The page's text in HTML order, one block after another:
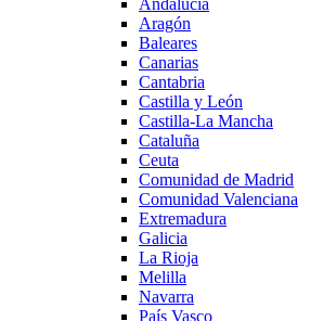
Aragón
Baleares
Canarias
Cantabria
Castilla y León
Castilla-La Mancha
Cataluña
Ceuta
Comunidad de Madrid
Comunidad Valenciana
Extremadura
Galicia
La Rioja
Melilla
Navarra
País Vasco